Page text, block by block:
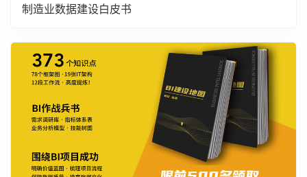
制造业数据建设白皮书